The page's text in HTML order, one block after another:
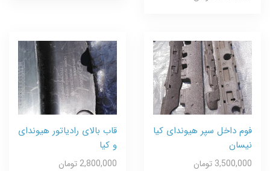
فوم داخل سپر هیوندای کیا
نیسان
3,500,000 تومان
قاب بالای رادیاتور هیوندای
و کیا
2,800,000 تومان